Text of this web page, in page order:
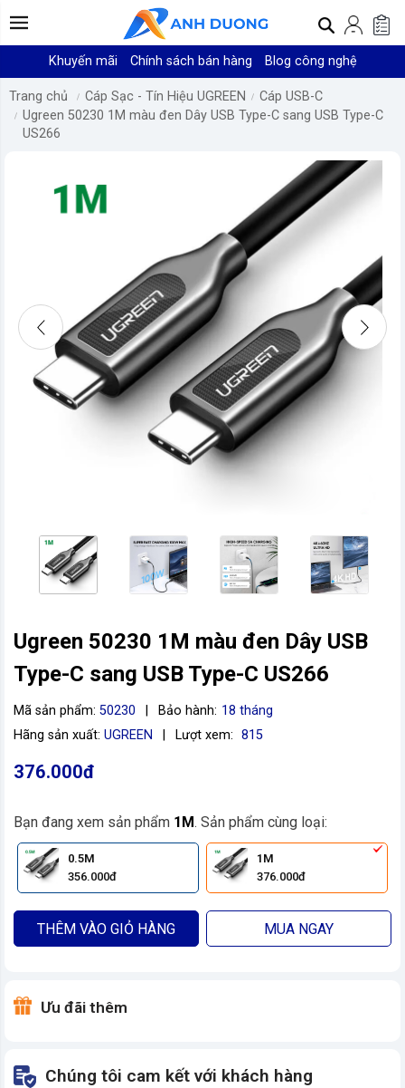
Khuyến mãi Chính sách bán hàng Blog công nghệ
Trang chủ Cáp Sạc - Tín Hiệu UGREEN
Cáp USB-C
Ugreen 50230 1M màu đen Dây USB Type-C sang USB Type-C
US266
Ugreen 50230 1M màu đen Dây USB
Type-C sang USB Type-C US266
Mã sản phẩm: 50230 Bảo hành: 18 tháng
Hãng sản xuất: UGREEN Lượt xem: 815
376.000đ
Bạn đang xem sản phẩm 1M. Sản phẩm cùng loại:
0.5M
356.000đ
1M
376.000đ
THÊM VÀO GIỎ HÀNG MUA NGAY
Ưu đãi thêm
Chúng tôi cam kết với khách hàng